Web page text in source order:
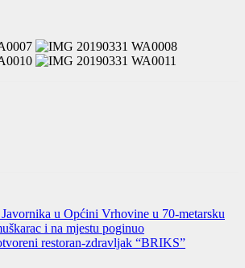
u Općini Vrhovine u 70-metarsku
i na mjestu poginuo
restoran-zdravljak “BRIKS”